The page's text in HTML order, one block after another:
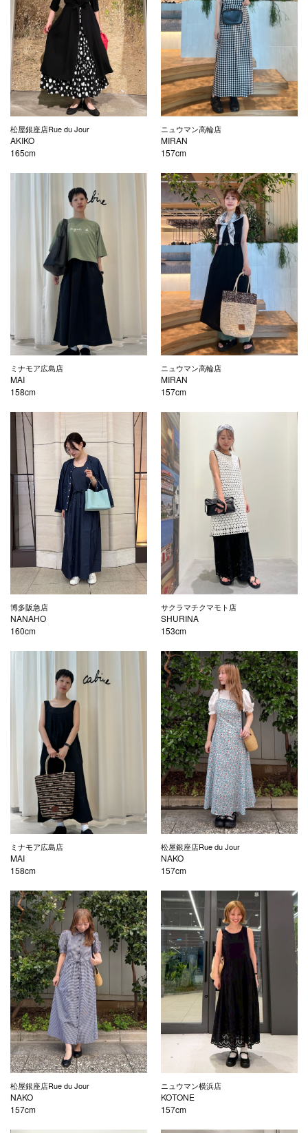
松屋銀座店Rue du Jour
AKIKO
165cm
ニュウマン高輪店
MIRAN
157cm
ミナモア広島店
MAI
158cm
ニュウマン高輪店
MIRAN
157cm
博多阪急店
NANAHO
160cm
サクラマチクマモト店
SHURINA
153cm
ミナモア広島店
MAI
158cm
松屋銀座店Rue du Jour
NAKO
157cm
松屋銀座店Rue du Jour
NAKO
157cm
ニュウマン横浜店
KOTONE
157cm